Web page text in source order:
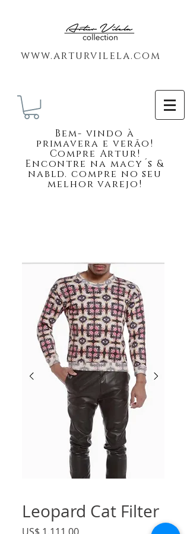
www.arturvilela.com
Bem- vindo à
primavera e verão!
Compre Artur!
Encontre na macy´s &
nabld. compre no seu
melhor varejo!
Leopard Cat Filter
Preço